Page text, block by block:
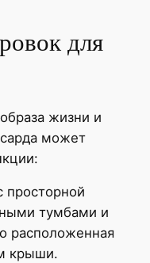
для
жизни и
может
просторной
тумбами и
расположенная
крыши.